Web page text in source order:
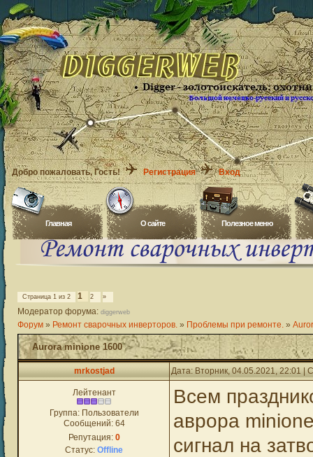
Добро пожаловать, Гость! Регистрация Вход
Главная O сайте Полезное меню
Страница 1 из 2 1 2 »
Модератор форума: diggerweb
Форум » Ремонт сварочных инверторов. » Проблемы при ремонте. »
Aurora minione 1600
mrkostjad Дата: Вторник, 04.05.2021, 22:01 |
Лейтенант
Группа: Пользователи
Сообщений: 64
Репутация: 0
Статус: Offline
Всем
аврора
сигнал на